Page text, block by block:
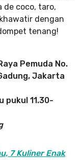
de coco, taro,
dengan
tenang!
Pemuda No.
Jakarta
pukul 11.30-
7 Kuliner Enak